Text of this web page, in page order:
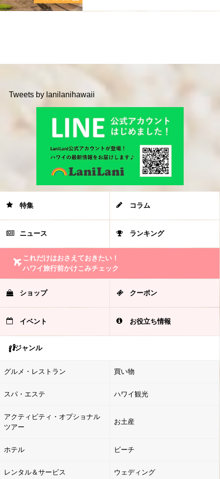
Tweets by lanilanihawaii
特集 コラム
ニュース ランキング
これだけはおさえておきたい！
ハワイ旅行前かけこみチェック
ショップ クーポン
イベント お役立ち情報
ジャンル
グルメ・レストラン 買い物
スパ・エステ ハワイ観光
アクティビティ・オプショナル
ツアー
お土産
ホテル ビーチ
レンタル＆サービス ウェディング